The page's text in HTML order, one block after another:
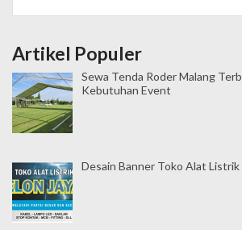
Artikel Populer
Sewa Tenda Roder Malang
Kebutuhan Event
Desain Banner Toko Alat